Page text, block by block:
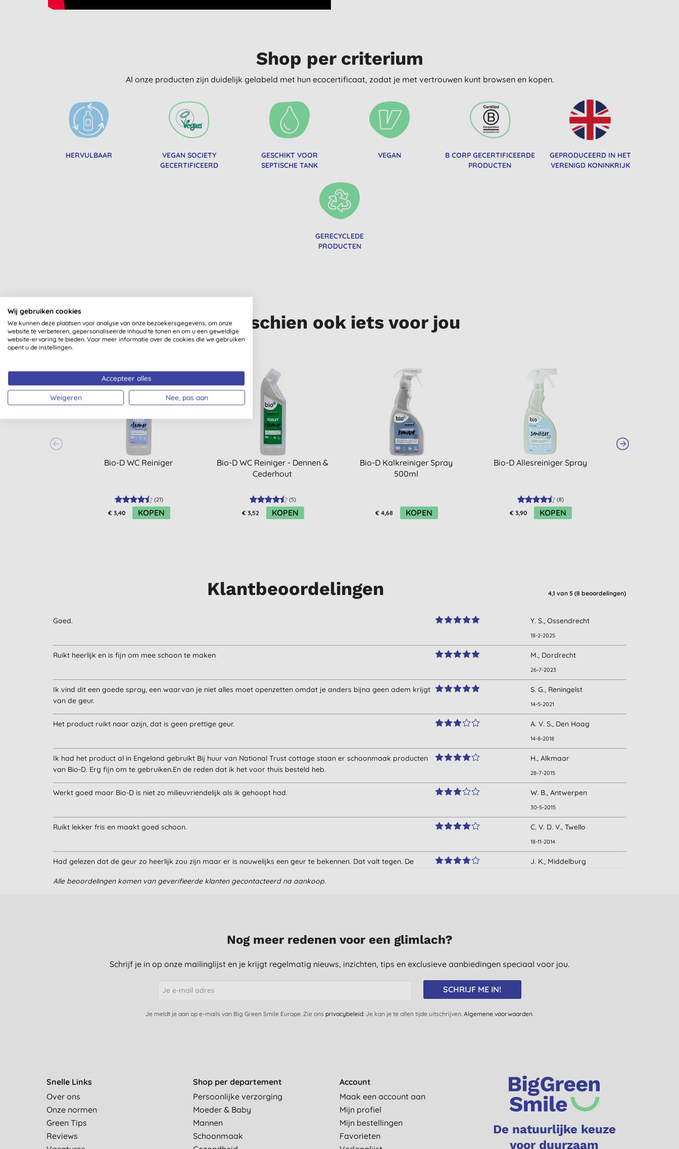
Shop per criterium
Al onze producten zijn duidelijk gelabeld met hun ecocertificaat, zodat je met vertrouwen kunt browsen en kopen.
HERVULBAAR
VEGAN SOCIETY
GECERTIFICEERD
GESCHIKT VOOR
SEPTISCHE TANK
VEGAN
B CORP GECERTIFICEERDE
PRODUCTEN
GEPRODUCEERD IN HET
VERENIGD KONINKRIJK
GERECYCLEDE
PRODUCTEN
Misschien ook iets voor jou
Bio-D WC Reiniger
(21)
€ 3,40 KOPEN
Bio-D WC Reiniger - Dennen &
Cederhout
(5)
€ 3,52 KOPEN
Bio-D Kalkreiniger Spray
500ml
€ 4,68 KOPEN
Bio-D Allesreiniger Spray
(8)
€ 3,90 KOPEN
Klantbeoordelingen 4,1 van 5 (8 beoordelingen)
Goed. Y. S., Ossendrecht
18-2-2025
Ruikt heerlijk en is fijn om mee schoon te maken M., Dordrecht
26-7-2023
Ik vind dit een goede spray, een waarvan je niet alles moet openzetten omdat je anders bijna geen adem krijgt
van de geur.
S. G., Reningelst
14-5-2021
Het product ruikt naar azijn, dat is geen prettige geur. A. V. S., Den Haag
14-8-2018
Ik had het product al in Engeland gebruikt Bij huur van National Trust cottage staan er schoonmaak producten
van Bio-D. Erg fijn om te gebruiken.En de reden dat ik het voor thuis besteld heb.
H., Alkmaar
28-7-2015
Werkt goed maar Bio-D is niet zo milieuvriendelijk als ik gehoopt had. W. B., Antwerpen
30-5-2015
Ruikt lekker fris en maakt goed schoon. C. V. D. V., Twello
18-11-2014
Had gelezen dat de geur zo heerlijk zou zijn maar er is nauwelijks een geur te bekennen. Dat valt tegen. De
J. K., Middelburg
Alle beoordelingen komen van geverifieerde klanten gecontacteerd na aankoop.
Nog meer redenen voor een glimlach?
Schrijf je in op onze mailinglijst en je krijgt regelmatig nieuws, inzichten, tips en exclusieve aanbiedingen speciaal voor jou.
SCHRIJF ME IN!
Je meldt je aan op e-mails van Big Green Smile Europe. Zie ons privacybeleid. Je kan je te allen tijde uitschrijven. Algemene voorwaarden.
Snelle Links
Over ons
Onze normen
Green Tips
Reviews
Shop per departement
Persoonlijke verzorging
Moeder & Baby
Mannen
Schoonmaak
Account
Maak een account aan
Mijn profiel
Mijn bestellingen
Favorieten
De natuurlijke keuze
voor duurzaam
Wij gebruiken cookies
We kunnen deze plaatsen voor analyse van onze bezoekersgegevens, om onze
website te verbeteren, gepersonaliseerde inhoud te tonen en om u een geweldige
website-ervaring te bieden. Voor meer informatie over de cookies die we gebruiken
opent u de instellingen.
Accepteer alles
Weigeren Nee, pas aan